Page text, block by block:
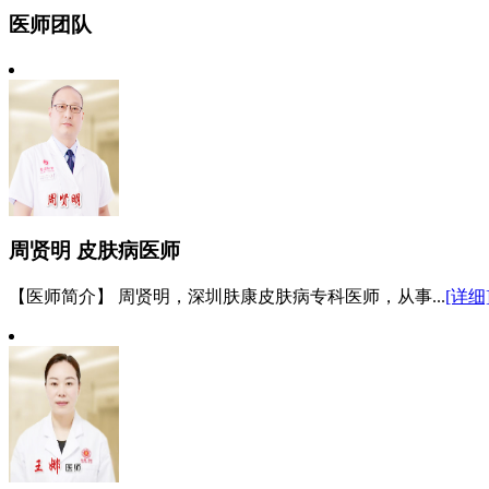
医师团队
周贤明 皮肤病医师
【医师简介】 周贤明，深圳肤康皮肤病专科医师，从事...[详